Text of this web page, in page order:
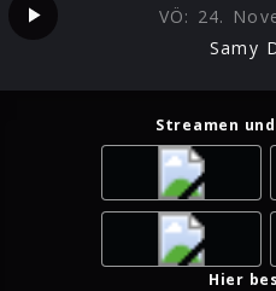
VÖ: 24.
Samy
Streamen
Hier